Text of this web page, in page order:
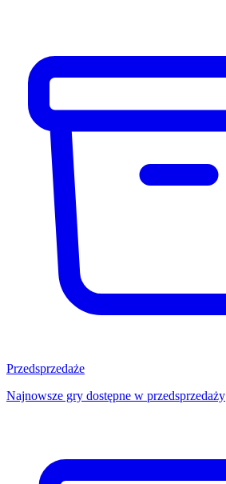
Przedsprzedaże
Najnowsze gry dostępne w przedsprzedaży